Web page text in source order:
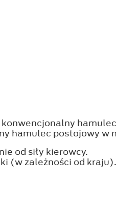
hamulec postojowy w
od siły kierowcy.
(w zależności od kraju).